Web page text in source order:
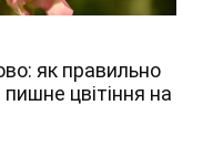
як правильно
цвітіння на